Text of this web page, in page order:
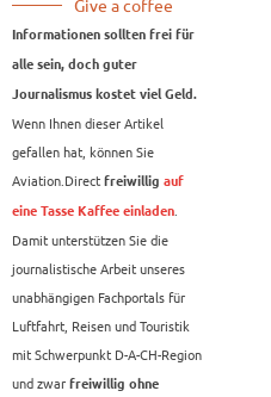
Give a coffee
Informationen sollten frei für
alle sein, doch guter
Journalismus kostet viel Geld.
Wenn Ihnen dieser Artikel
gefallen hat, können Sie
Aviation.Direct freiwillig auf
eine Tasse Kaffee einladen.
Damit unterstützen Sie die
journalistische Arbeit unseres
unabhängigen Fachportals für
Luftfahrt, Reisen und Touristik
mit Schwerpunkt D-A-CH-Region
und zwar freiwillig ohne